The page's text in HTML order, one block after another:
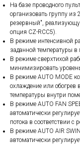
На базе проводного
организовать группу из
резервный",
опция CZ-RCC5).
В режиме интенсивной
заданной температуры в
В режиме сверхтихой
минимизировать
В режиме AUTO MODE
охлаждение или обогрев
температуры внутри
В режиме AUTO FAN
автоматически
потока в соответствии
В режиме AUTO AIR
автоматически